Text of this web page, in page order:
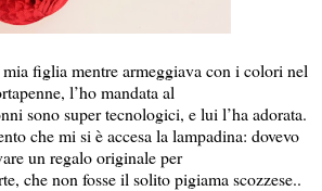
figlia mentre armeggiava con i colori nel
l’ho mandata al
sono super tecnologici, e lui l’ha adorata.
che mi si è accesa la lampadina: dovevo
un regalo originale per
che non fosse il solito pigiama scozzese..